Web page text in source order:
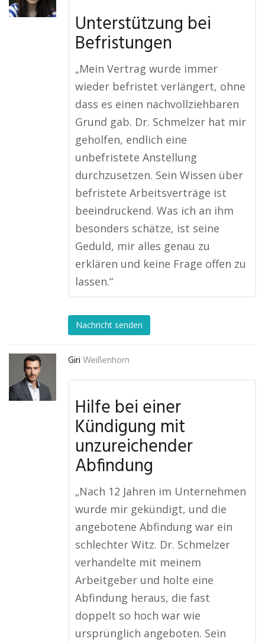
Unterstützung bei
Befristungen
„Mein Vertrag wurde immer
wieder befristet verlängert, ohne
dass es einen nachvollziehbaren
Grund gab. Dr. Schmelzer hat mir
geholfen, endlich eine
unbefristete Anstellung
durchzusetzen. Sein Wissen über
befristete Arbeitsverträge ist
beeindruckend. Was ich an ihm
besonders schätze, ist seine
Geduld, mir alles genau zu
erklären und keine Frage offen zu
lassen.“
Nachricht senden
Giri Weißenhorn
Hilfe bei einer
Kündigung mit
unzureichender
Abfindung
„Nach 12 Jahren im Unternehmen
wurde mir gekündigt, und die
angebotene Abfindung war ein
schlechter Witz. Dr. Schmelzer
verhandelte mit meinem
Arbeitgeber und holte eine
Abfindung heraus, die fast
doppelt so hoch war wie
ursprünglich angeboten. Sein